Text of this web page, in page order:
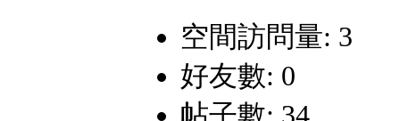
空間訪問量: 3
好友數: 0